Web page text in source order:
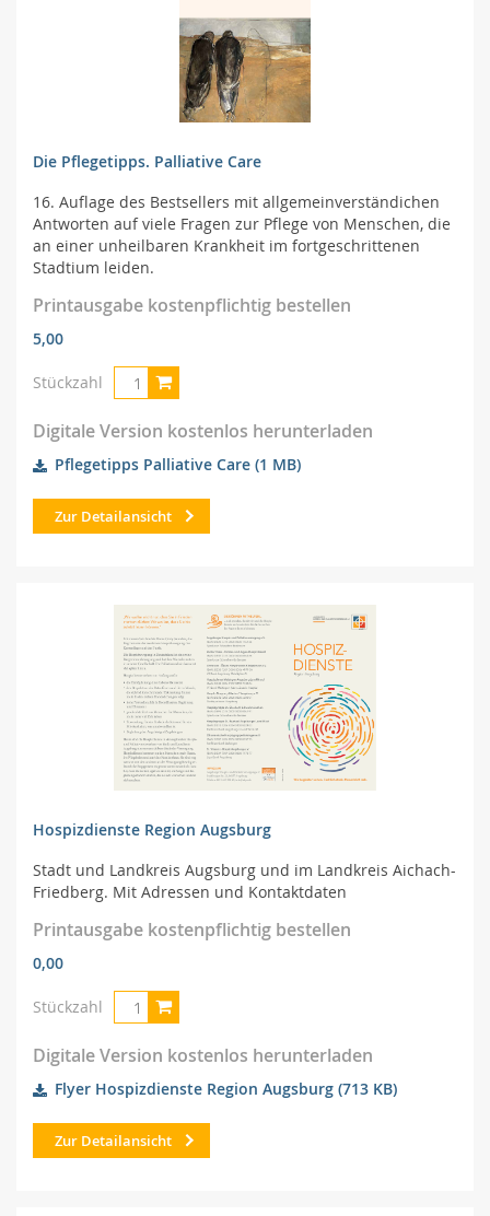
Die Pflegetipps. Palliative Care
16. Auflage des Bestsellers mit allgemeinverständichen
Antworten auf viele Fragen zur Pflege von Menschen, die
an einer unheilbaren Krankheit im fortgeschrittenen
Stadtium leiden.
Printausgabe kostenpflichtig bestellen
5,00
Stückzahl
Digitale Version kostenlos herunterladen
Pflegetipps Palliative Care (1 MB)
Zur Detailansicht
Hospizdienste Region Augsburg
Stadt und Landkreis Augsburg und im Landkreis Aichach-
Friedberg. Mit Adressen und Kontaktdaten
Printausgabe kostenpflichtig bestellen
0,00
Stückzahl
Digitale Version kostenlos herunterladen
Flyer Hospizdienste Region Augsburg (713 KB)
Zur Detailansicht